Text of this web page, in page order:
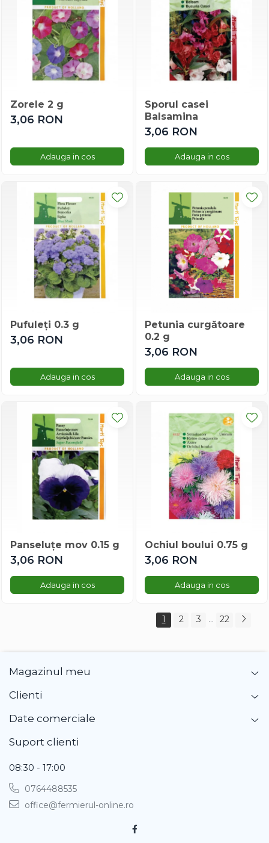
Ceapa
Cimbru
Conopida
Dovleac/dovlecel
Fasole
Leustean
Marar
Patrunjel
Pepene
Porumb Dulce
Brocoli
Capsuni
Porumb De Floricele
Salata
Sfecla
Telina
Tomate
Vinete
Zorele 2 g
3,06 RON
Adauga in cos
Sporul casei
Balsamina
3,06 RON
Adauga in cos
Pufuleți 0.3 g
3,06 RON
Adauga in cos
Petunia curgătoare
0.2 g
3,06 RON
Adauga in cos
Panseluțe mov 0.15 g
3,06 RON
Adauga in cos
Ochiul boului 0.75 g
3,06 RON
Adauga in cos
1 2 3 ... 22
Magazinul meu
Clienti
Date comerciale
Suport clienti
08:30 - 17:00
0764488535
office@fermierul-online.ro